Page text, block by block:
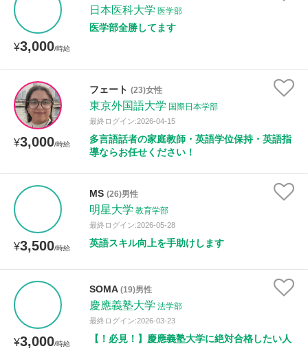
¥3,000/時給
日本医科大学 医学部
医学部全勝してます
¥3,000/時給
フェート (23)女性
東京外国語大学 国際日本学部
最終ログイン:2026-04-15
多言語話者の家庭教師・英語学位保持・英語指
導ならお任せください！
¥3,500/時給
MS (26)男性
明星大学 教育学部
最終ログイン:2026-05-28
英語スキル向上を手助けします
¥3,000/時給
SOMA (19)男性
慶應義塾大学 法学部
最終ログイン:2026-03-23
【！必見！】慶應義塾大学に絶対合格したい人